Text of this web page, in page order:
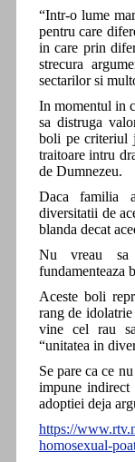
“Intr-o lume
pentru care
in care prin
strecura
sectarilor si
In momentul in
sa distruga
boli pe criteriul
traitoare intru
de Dumnezeu.
Daca familia
diversitatii de
blanda decat
Nu vreau sa
fundamenteaza
Aceste boli
rang de idolatrie
vine cel rau
“unitatea in
Se pare ca ce
impune
adoptiei deja
https://
homosexual-